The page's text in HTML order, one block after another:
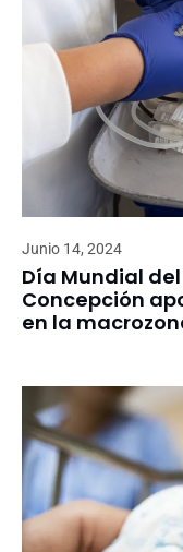
Junio 14, 2024
Día Mundial
Concepción
en la